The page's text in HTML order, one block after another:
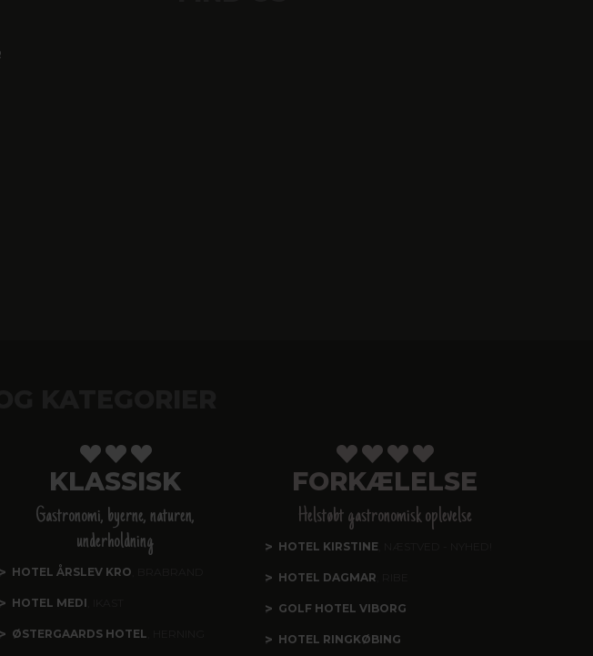
KLASSISK
Gastronomi, byerne, naturen,
underholdning
HOTEL ÅRSLEV KRO
HOTEL MEDI
ØSTERGAARDS HOTEL
FORKÆLELSE
Helstøbt gastronomisk oplevelse
HOTEL KIRSTINE
HOTEL DAGMAR
GOLF HOTEL VIBORG
HOTEL RINGKØBING